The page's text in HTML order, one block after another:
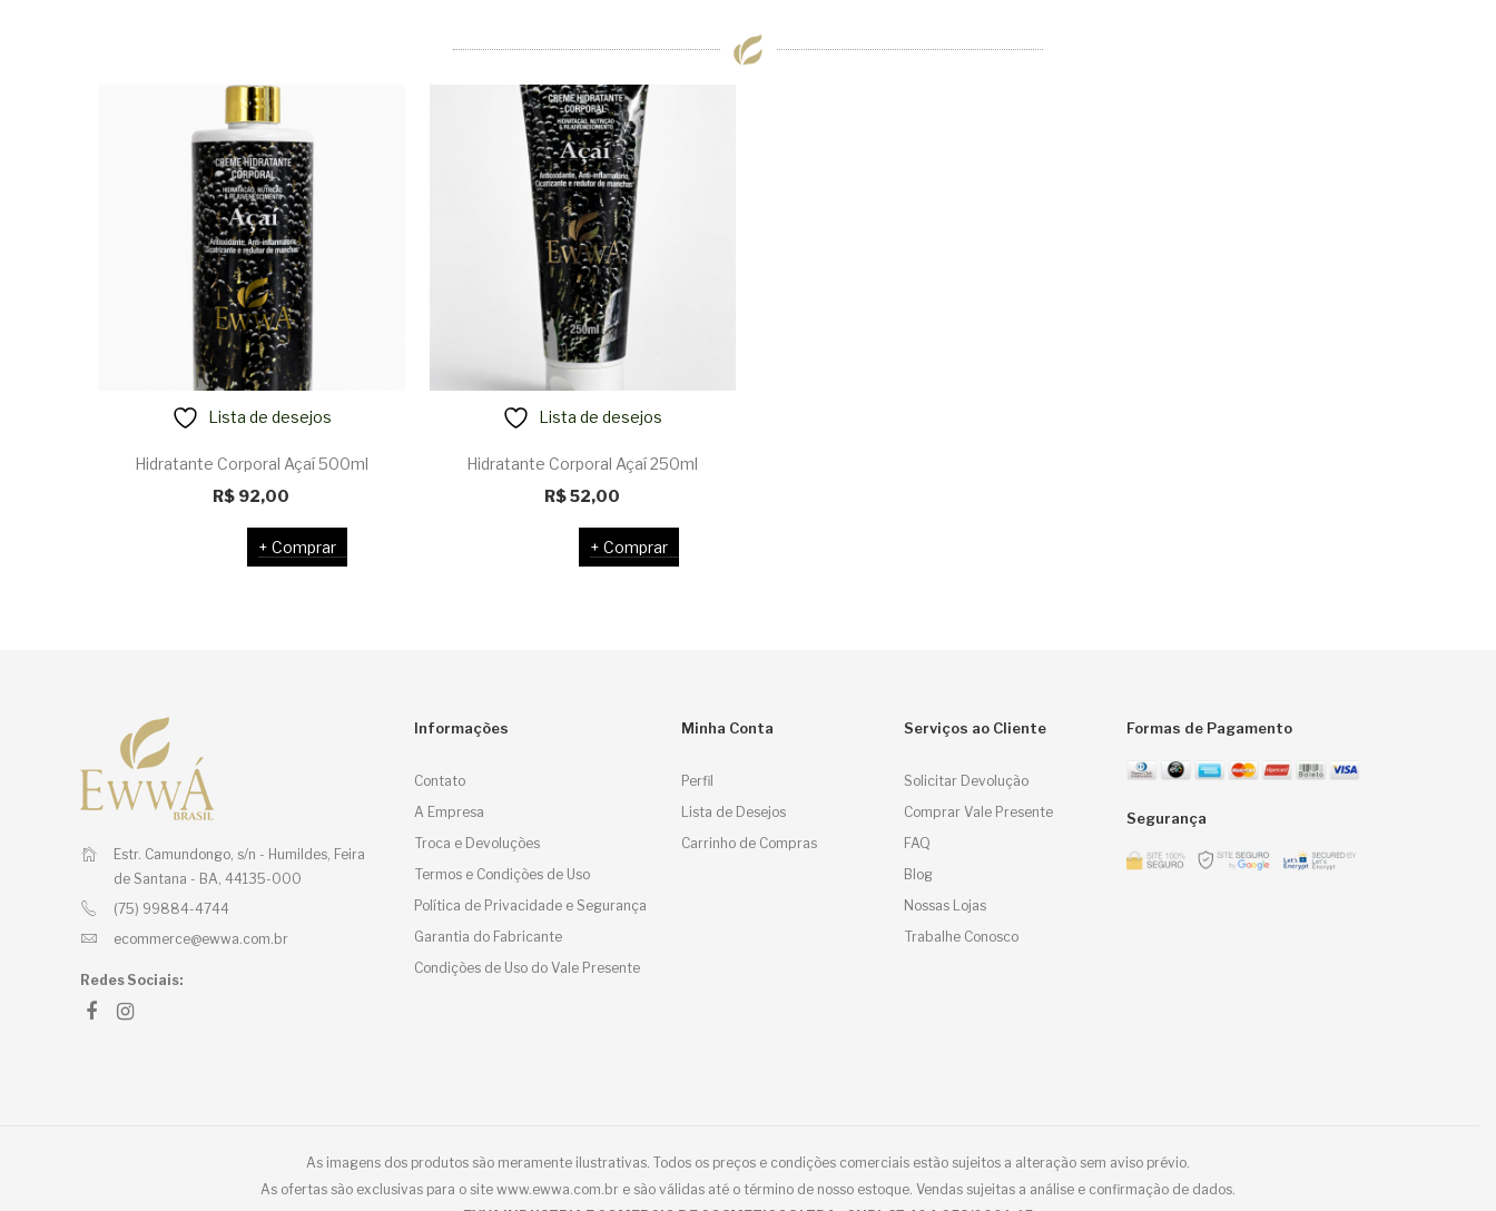
Lista de desejos
Hidratante Corporal Açaí 500ml
R$ 92,00
Comprar
Lista de desejos
Hidratante Corporal Açaí 250ml
R$52,00
Comprar
Estr. Camundongo, s/n - Humildes, Feira
de Santana - BA, 44135-000
(75) 99884-4744
ecommerce@ewwa.com.br
Redes Sociais:
Informações
Contato
A Empresa
Troca e Devoluções
Termos e Condições de Uso
Política de Privacidade e Segurança
Garantia do Fabricante
Condições de Uso do Vale Presente
Minha Conta
Perfil
Lista de Desejos
Carrinho de Compras
Serviços ao Cliente
Solicitar Devolução
Comprar Vale Presente
FAQ
Blog
Nossas Lojas
Trabalhe Conosco
Formas de Pagamento
Segurança
As imagens dos produtos são meramente ilustrativas. Todos os preços e condições comerciais estão sujeitos a alteração sem aviso prévio.
As ofertas são exclusivas para o site www.ewwa.com.br e são válidas até o término de nosso estoque. Vendas sujeitas a análise e confirmação de dados.